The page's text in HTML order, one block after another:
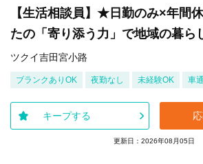
【生活相談員】★日勤のみ×年間
たの「寄り添う力」で地域の暮ら
ツクイ吉田宮小路
ブランクありOK 夜勤なし 未経験OK 車
キープする
更新日：2026年08月05日